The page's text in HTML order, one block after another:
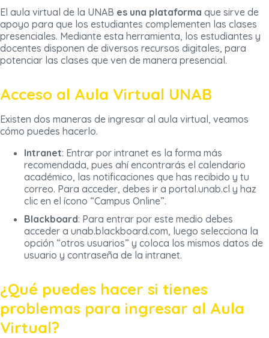
El aula virtual de la UNAB es una plataforma que sirve de
apoyo para que los estudiantes complementen las clases
presenciales. Mediante esta herramienta, los estudiantes y
docentes disponen de diversos recursos digitales, para
potenciar las clases que ven de manera presencial.
Acceso al Aula Virtual UNAB
Existen dos maneras de ingresar al aula virtual, veamos
cómo puedes hacerlo.
Intranet: Entrar por intranet es la forma más
recomendada, pues ahí encontrarás el calendario
académico, las notificaciones que has recibido y tu
correo. Para acceder, debes ir a portal.unab.cl y haz
clic en el ícono “Campus Online”.
Blackboard: Para entrar por este medio debes
acceder a unab.blackboard.com, luego selecciona la
opción “otros usuarios” y coloca los mismos datos de
usuario y contraseña de la intranet.
¿Qué puedes hacer si tienes
problemas para ingresar al Aula
Virtual?